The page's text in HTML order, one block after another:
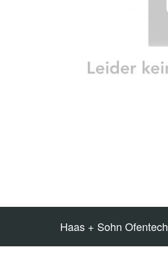
Haas + Sohn